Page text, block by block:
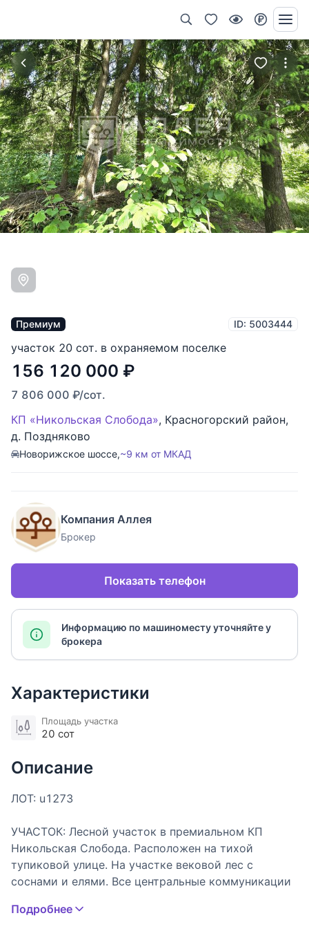
Премиум ID: 5003444
участок 20 сот. в охраняемом поселке
156 120 000 ₽
7 806 000 ₽/сот.
КП «Никольская Слобода», Красногорский район,
д. Поздняково
Новорижское шоссе,~9 км от МКАД
Компания Аллея
Брокер
Показать телефон
Информацию по машиноместу уточняйте у
брокера
Характеристики
Площадь участка
20 сот
Описание
ЛОТ: u1273
УЧАСТОК: Лесной участок в премиальном КП
Никольская Слобода. Расположен на тихой
тупиковой улице. На участке вековой лес с
соснами и елями. Все центральные коммуникации
населенных пунктов для ИЖС.
Подробнее